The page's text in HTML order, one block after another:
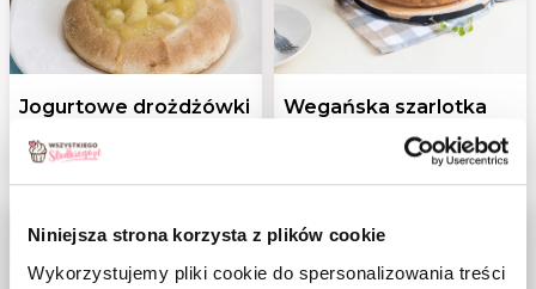
Niniejsza strona korzysta z plików cookie
Wykorzystujemy pliki cookie do spersonalizowania treści
Jogurtowe drożdżówki
z jabłkiem
Wegańska szarlotka